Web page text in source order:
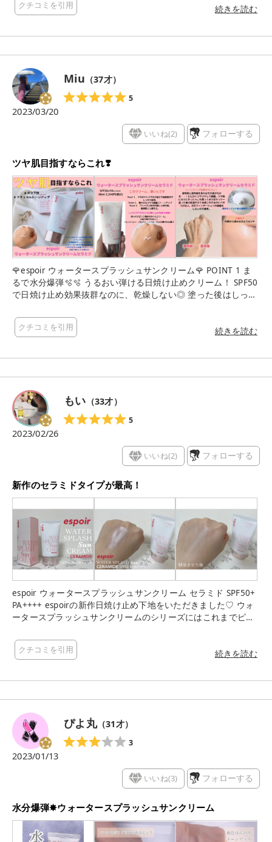
タリな予感がしています☀️🐠🌻 香りも優しいハーブ系で🌿スッ
クチコミを引用 続きを読む
Miu （37才）
5
2023/03/20
いいね(2) フォローする
ツヤ肌目指すならこれ❣️
🌹espoir ウォータースプラッシュサンクリーム🌹 POINT 1 ま
るで水分爆弾🫧🫧 うるおい弾ける日焼け止めクリーム！ SPF50
で日焼け止め効果抜群なのに、乾燥しない◎ 塗った後はしっと
✨ ツヤ感が、、すごいんですこれ。 ツヤ好きにはたまらない下
地😳❤️‍🔥 1トーン明るく内側から滲み出るようなツヤ肌が 簡単に
3 6つの植物エキス配合 ラベンダーエキスやアロエベラ葉エキ
OINT 4 ピンクの色味のクリームは、少量でも伸びがとっても
良いからコスパも🙆‍♀️ しかも顔だけでなくボディにも使えるんで
す！ 私は手の甲に日焼け止めとして使ったりも💙 とにかく良い
ことづくめのこのクリーム… まさにこんなのを求めてたよ状態
です🙈❤️‍🔥 今はQOO10でもお安く買えるみたいなので チェック
クチコミを引用 続きを読む
もい （33才）
5
2023/02/26
いいね(2) フォローする
新作のセラミドタイプが最高！
espoir ウォータースプラッシュサンクリーム セラミド SPF50+
PA++++ espoirの新作日焼け止め下地をいただきました♡ ウォ
ータースプラッシュサンクリームのシリーズにはこれまでピン
りました。 今回、新作としてローンチされたのは「セラミ
ド」。 その名の通り、セラミドとペプチドが配合されていてお
のりピンクベージュ色なのでトーンアップ効果もばっちり。 肌
に見せてくれます。 乾燥肌（＋混合肌）でビニール肌寄りなの
で、ベースメイクアイテムは合うものと合わないものがかなり
はっきりしてしまうタイプなのですが、これは塗った瞬間から
お肌がもっちりして綺麗になるのでとっても感動しました！ し
かもジムでめちゃくちゃ汗をかいた後でもヨレたり汚く崩れる
ことがなく、１日メイクしたてのようなつるんとした肌で過ご
えるので時短メイクにもぴったり。 ノーファンデ派の方にも良
しいな〜と思った、とってもおすすめの日焼け止め下地です♡
こちらはlulucosさまを通じていただきました。 #lulucosプレゼ
ント #保湿バリア日焼け止め #ピンク日焼け止め #日焼け止め
クチコミを引用 続きを読む
ぴよ丸（31才）
3
2023/01/13
いいね(3) フォローする
水分爆弾✸ウォータースプラッシュサンクリーム